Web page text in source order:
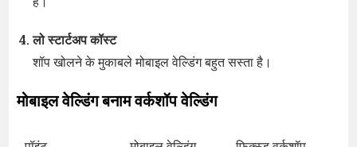
लो स्टार्टअप कॉस्ट
शॉप खोलने के मुकाबले मोबाइल वेल्डिंग बहुत सस्ता है।
मोबाइल वेल्डिंग बनाम वर्कशॉप वेल्डिंग